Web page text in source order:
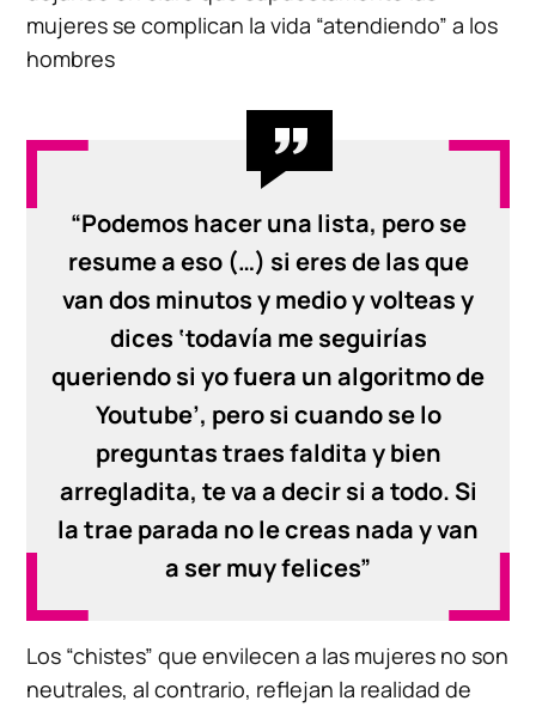
mujeres se complican la vida “atendiendo” a los
hombres
“Podemos hacer una lista, pero se
resume a eso (…) si eres de las que
van dos minutos y medio y volteas y
dices ‘todavía me seguirías
queriendo si yo fuera un algoritmo de
Youtube’, pero si cuando se lo
preguntas traes faldita y bien
arregladita, te va a decir si a todo. Si
la trae parada no le creas nada y van
a ser muy felices”
Los “chistes” que envilecen a las mujeres no son
neutrales, al contrario, reflejan la realidad de